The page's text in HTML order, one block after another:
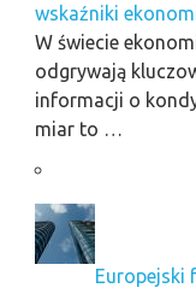
wskaźniki
W świecie
odgrywają
informacji o
miar to …
Europejski